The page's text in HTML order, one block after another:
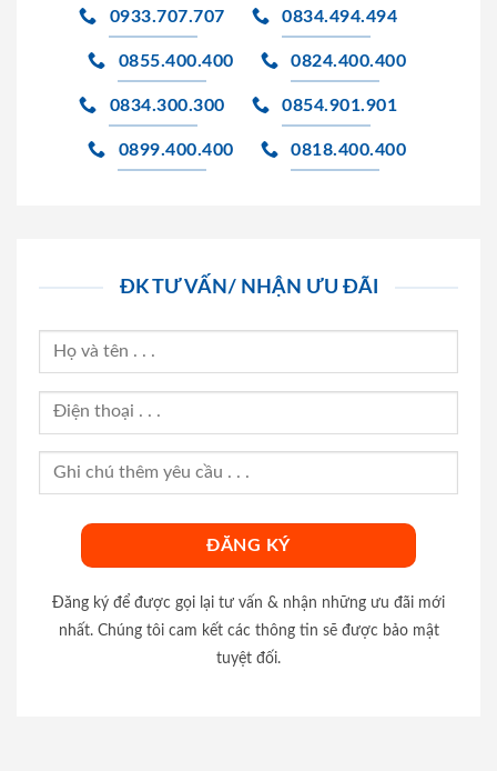
0933.707.707 0834.494.494
0855.400.400 0824.400.400
0834.300.300 0854.901.901
0899.400.400 0818.400.400
ĐK TƯ VẤN/ NHẬN ƯU ĐÃI
Đăng ký để được gọi lại tư vấn & nhận những ưu đãi mới
nhất. Chúng tôi cam kết các thông tin sẽ được bảo mật
tuyệt đối.